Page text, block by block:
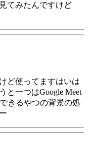
てみたんですけど
ど使ってますはいは
と一つはGoogle Meet
きるやつの背景の処